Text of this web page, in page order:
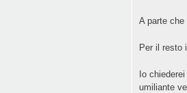
A parte che
Per il resto
Io
umiliante